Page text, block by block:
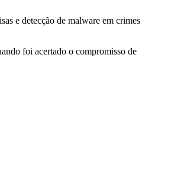
e detecção de malware em crimes
foi acertado o compromisso de